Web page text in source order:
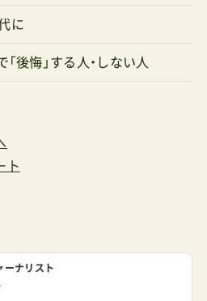
に
後悔」する人・しない人
ト
ーナリスト